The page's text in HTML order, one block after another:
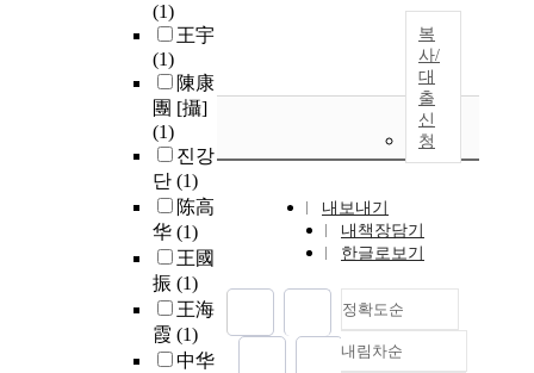
(1)
王宇
(1)
陳康
團 [攝]
(1)
진강
단 (1)
陈高
华 (1)
王國
振 (1)
王海
霞 (1)
中华
복
사/
대
출
신
청
내보내기
내책장담기
한글로보기
정확도순
정확도
내림차순